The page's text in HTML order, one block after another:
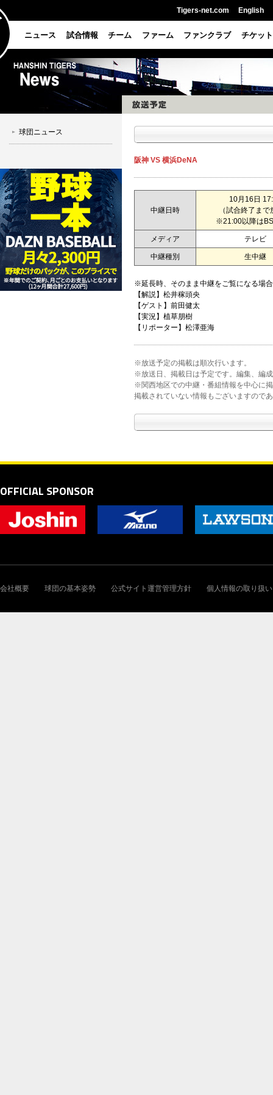
Tigers-net.com English
ニュース 試合情報 チーム ファーム ファンクラブ チケット
球団ニュース
阪神 VS 横浜DeNA
中継日時
10月16日
（試合終了まで
※21:00以降は
メディア テレビ
中継種別 生中継
※延長時、そのまま中継をご覧になる場
【解説】松井稼頭央
【ゲスト】前田健太
【実況】植草朋樹
【リポーター】松澤亜海
※放送予定の掲載は順次行います。
※放送日、掲載日は予定です。編集、編
※関西地区での中継・番組情報を中心に
掲載されていない情報もございますので
OFFICIAL SPONSOR
会社概要 球団の基本姿勢 公式サイト運営管理方針 個人情報の取り扱い